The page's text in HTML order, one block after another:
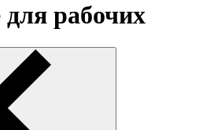
рабочих